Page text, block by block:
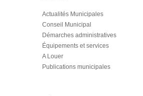
Actualités Municipales
Conseil Municipal
Démarches administratives
Équipements et services
A Louer
Publications municipales